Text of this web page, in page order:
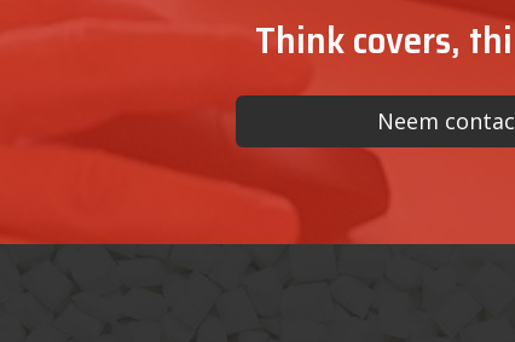
Think covers,
Neem